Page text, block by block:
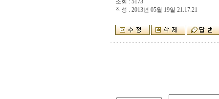
조회 : 5173
작성 : 2013년 05월 19일 21:17:21